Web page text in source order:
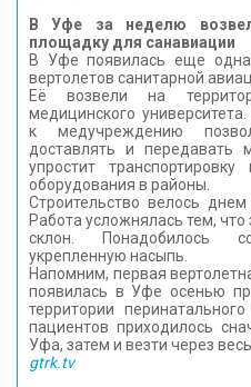
В Уфе за неделю
площадку для санавиации
В Уфе появилась еще
вертолетов санитарной
Её возвели на
медицинского
к медучреждению
доставлять и передавать
упростит
оборудования в районы.
Строительство велось
Работа усложнялась тем,
склон. Понадобилось
укрепленную насыпь.
Напомним, первая
появилась в Уфе осенью
территории
пациентов приходилось
Уфа, затем и везти через весь
gtrk.tv